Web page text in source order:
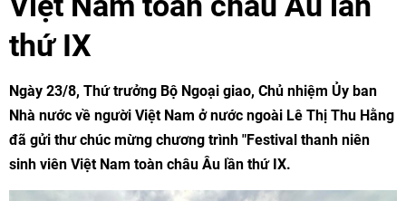
thứ IX
Ngày 23/8, Thứ trưởng Bộ Ngoại giao, Chủ nhiệm Ủy ban
Nhà nước về người Việt Nam ở nước ngoài Lê Thị Thu Hằng
đã gửi thư chúc mừng chương trình "Festival thanh niên
sinh viên Việt Nam toàn châu Âu lần thứ IX.